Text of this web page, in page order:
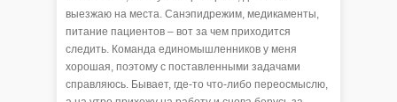
выезжаю на места. Санэпидрежим, медикаменты,
питание пациентов – вот за чем приходится
следить. Команда единомышленников у меня
хорошая, поэтому с поставленными задачами
справляюсь. Бывает, где-то что-либо переосмыслю,